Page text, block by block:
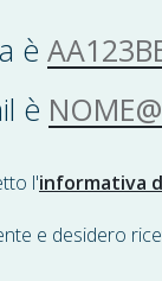
è
AA123BB
è
l'informativa
e desidero